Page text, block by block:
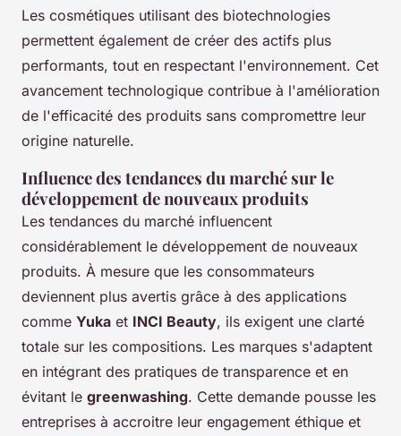
Les cosmétiques utilisant des biotechnologies
permettent également de créer des actifs plus
performants, tout en respectant l'environnement. Cet
avancement technologique contribue à l'amélioration
de l'efficacité des produits sans compromettre leur
origine naturelle.
Influence des tendances du marché sur le
développement de nouveaux produits
Les tendances du marché influencent
considérablement le développement de nouveaux
produits. À mesure que les consommateurs
deviennent plus avertis grâce à des applications
comme Yuka et INCI Beauty, ils exigent une clarté
totale sur les compositions. Les marques s'adaptent
en intégrant des pratiques de transparence et en
évitant le greenwashing. Cette demande pousse les
entreprises à accroitre leur engagement éthique et